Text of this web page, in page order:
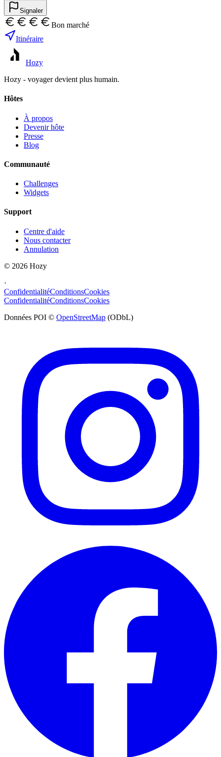
Signaler
Bon marché
Itinéraire
Hozy
Hozy - voyager devient plus humain.
Hôtes
À propos
Devenir hôte
Presse
Blog
Communauté
Challenges
Widgets
Support
Centre d'aide
Nous contacter
Annulation
© 2026 Hozy
·
ConfidentialitéConditionsCookies
ConfidentialitéConditionsCookies
Données POI © OpenStreetMap (ODbL)